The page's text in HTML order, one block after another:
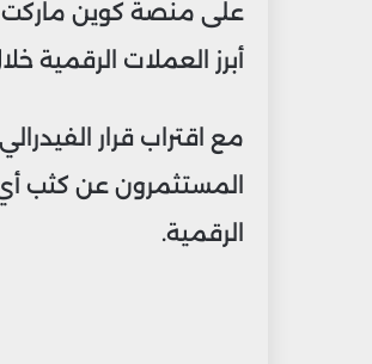
أبرز العملات الرقمية
مع اقتراب قرار
المستثمرون عن كثب
الرقمية.